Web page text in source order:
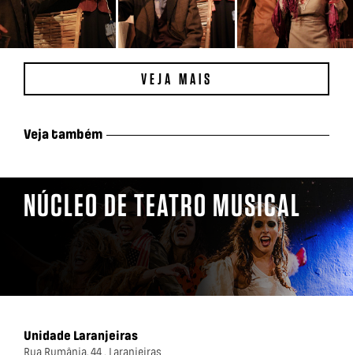
VEJA MAIS
Veja também
NÚCLEO DE TEATRO MUSICAL
Unidade Laranjeiras
Rua Rumânia, 44 . Laranjeiras